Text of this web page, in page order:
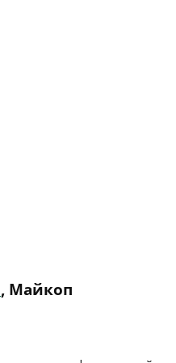
, Майкоп